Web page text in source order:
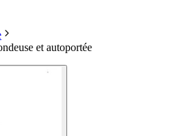
et autoportée